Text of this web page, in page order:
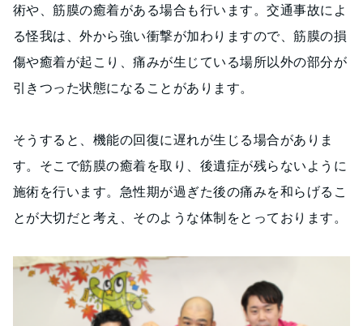
術や、筋膜の癒着がある場合も行います。交通事故によ
る怪我は、外から強い衝撃が加わりますので、筋膜の損
傷や癒着が起こり、痛みが生じている場所以外の部分が
引きつった状態になることがあります。
そうすると、機能の回復に遅れが生じる場合がありま
す。そこで筋膜の癒着を取り、後遺症が残らないように
施術を行います。急性期が過ぎた後の痛みを和らげるこ
とが大切だと考え、そのような体制をとっております。